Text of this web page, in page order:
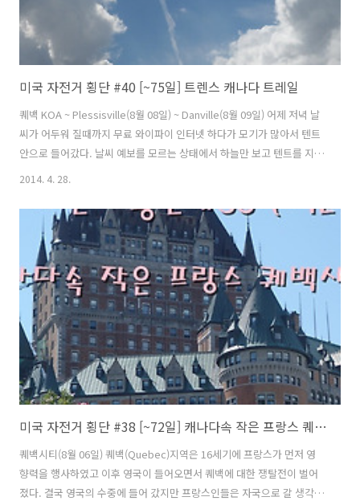
미국 자전거 횡단 #40 [~75일] 트렌스 캐나다 트레일
퀘백 KOA ~ Plessisville(8월 08일) ~ Danville(8월 09일) 어제 저녁 날
씨가 어두워 질때까지 무료 와이파이 인터넷 하다가 모기가 많아서 텐트
안으로 들어갔다. 날씨 예보를 모르는 상태에서 하늘만 보고 텐트를 지붕
이 있는 곳으로 옮길지 결정하기가 쉽지 않았다. 혹시나 하는 마음에 텐
없이 새벽이 될때까지 비가 왔고 아침에는 비가 오락가락 했다. 하늘에는
여전히 짙게 드리운 검은 먹구름이 언제고 비가 쏟아질 기세다. 텐트를
걷지 않고 식사를 했는데 옆에 있던 텐트에서 지붕아래 테이블에서 식사
를 하려는지 준비를 하고 있었다. 신례가 되지 않게 텐트를 한쪽 구석으
로 밀어 넣고 다른 분들이 식사를 할 수 있도록 했다...
2014. 4. 28.
미국 자전거 횡단 #38 [~72일] 캐나다속 작은 프랑스 퀘백시티
퀘백시티(8월 06일) 퀘백(Quebec)지역은 16세기에 프랑스가 먼저 영
향력을 행사하였고 이후 영국이 들어오면서 퀘백에 대한 쟁탈전이 벌어
졌다. 결국 영국의 수중에 들어 갔지만 프랑스인들은 자국으로 갈 생각을